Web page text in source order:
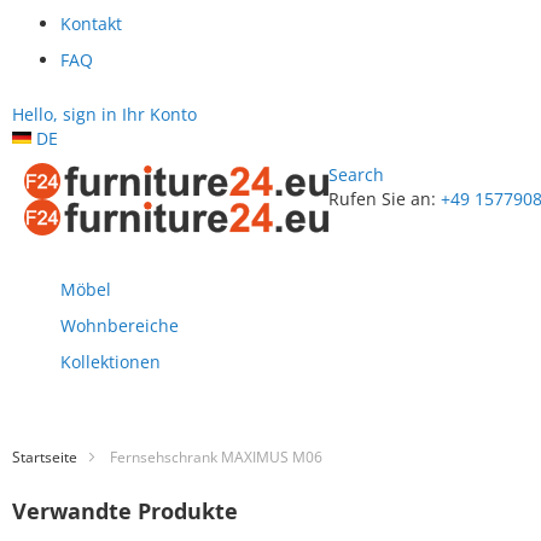
Kontakt
FAQ
Hello, sign in Ihr Konto
DE
Search
Rufen Sie an: +49
Möbel
Wohnbereiche
Kollektionen
Startseite Fernsehschrank MAXIMUS M06
Verwandte Produkte